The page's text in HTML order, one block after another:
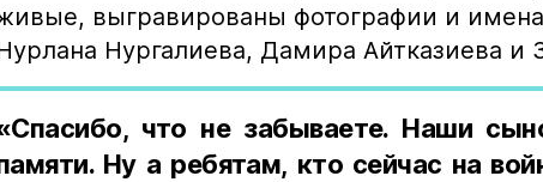
выгравированы фотографии и
Нургалиева, Дамира Айтказиева
что не забываете. Наши
Ну а ребятам, кто сейчас на